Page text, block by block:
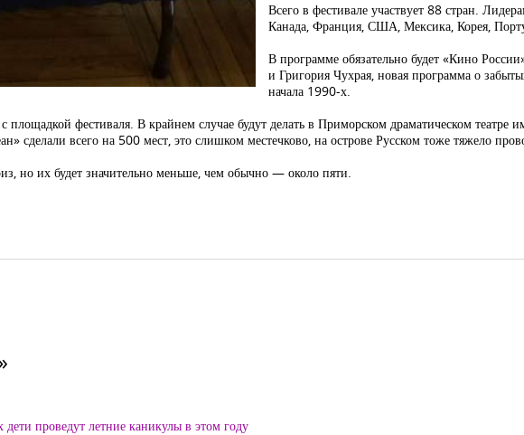
Всего в фестивале участвует 88 стран.
Канада, Франция, США, Мексика, Корея,
В программе обязательно будет «Кино
и Григория Чухрая, новая программа о
начала 1990-х.
площадкой фестиваля. В крайнем случае будут делать в Приморском драматическом театре
сделали всего на 500 мест, это слишком местечково, на острове Русском тоже тяжело
но их будет значительно меньше, чем обычно — около пяти.
дети проведут летние каникулы в этом году